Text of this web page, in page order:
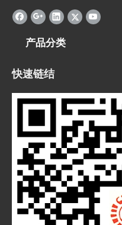
产品分类
快速链结